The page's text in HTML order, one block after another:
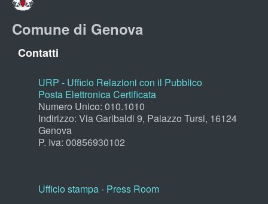
Comune di Genova
Contatti
URP - Ufficio Relazioni con il Pubblico
Posta Elettronica Certificata
Numero Unico: 010.1010
Indirizzo: Via Garibaldi 9, Palazzo Tursi, 16124
Genova
P. Iva: 00856930102
Ufficio stampa - Press Room